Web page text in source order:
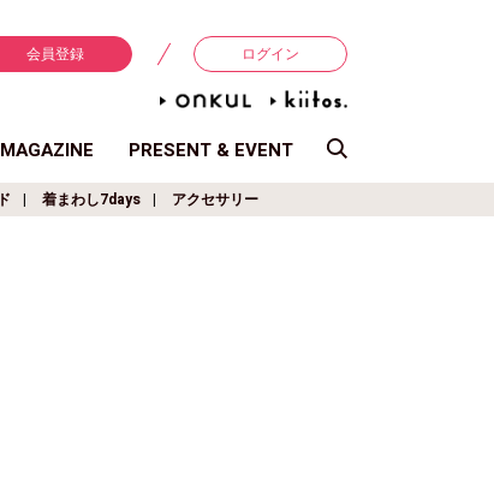
会員登録 ログイン
MAGAZINE PRESENT & EVENT
着まわし7days アクセサリー